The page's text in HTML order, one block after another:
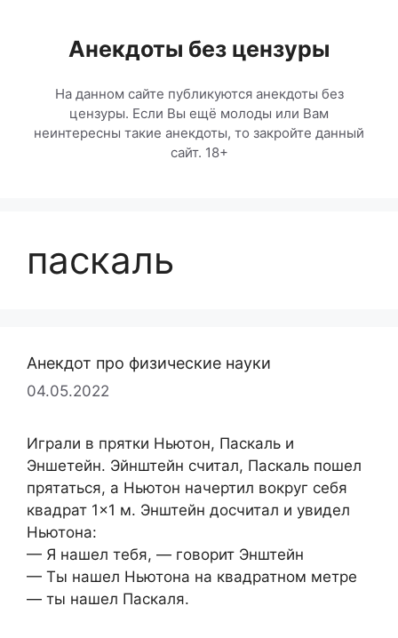
содержимомуАнекдоты без цензуры
На данном сайте публикуются анекдоты без
цензуры. Если Вы ещё молоды или Вам
неинтересны такие анекдоты, то закройте данный
сайт. 18+
паскаль
Анекдот про физические науки
04.05.2022
Играли в прятки Ньютон, Паскаль и
Эншетейн. Эйнштейн считал, Паскаль пошел
прятаться, а Ньютон начертил вокруг себя
квадрат 1×1 м. Энштейн досчитал и увидел
Ньютона:
— Я нашел тебя, — говорит Энштейн
— Ты нашел Ньютона на квадратном метре
— ты нашел Паскаля.